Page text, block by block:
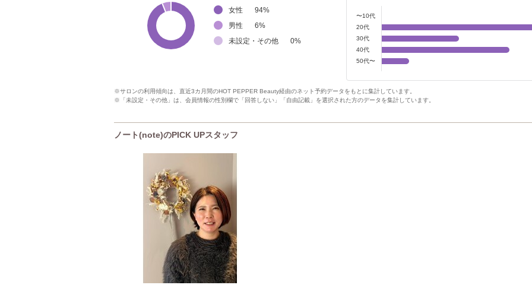
女性 94%
男性
6%
未設定・その他
0%
〜10代
20代
30代
40代
50代〜
※サロンの利用傾向は、直近3カ月間のHOT PEPPER Beauty経由のネット予約データをもとに集計しています。
※「未設定・その他」は、会員情報の性別欄で「回答しない」「自由記載」を選択された方のデータを集計しています。
ノート(note)のPICK UPスタッフ